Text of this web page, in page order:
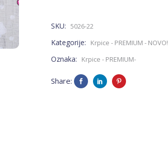
SKU: 5026-22
Kategorije: Krpice - PREMIUM - NOVO!
Oznaka: Krpice - PREMIUM-
Share: